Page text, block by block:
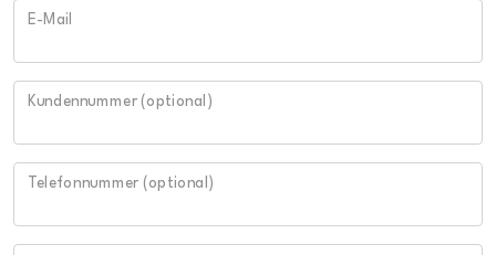
E-Mail
Kundennummer (optional)
Telefonnummer (optional)